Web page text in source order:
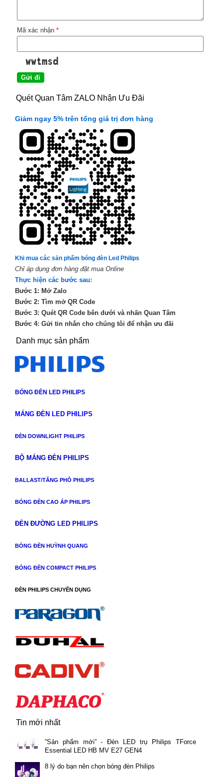
Mã xác nhận *
Quét Quan Tâm ZALO Nhận Ưu Đãi
Giảm ngay 5% trên tổng giá trị đơn hàng
Khi mua các sản phẩm bóng đèn Led Philips
Chỉ áp dụng đơn hàng đặt mua Online
Thực hiện các bước sau:
Bước 1: Mở Zalo
Bước 2: Tìm mở QR Code
Bước 3: Quét QR Code bên dưới và nhấn Quan Tâm
Bước 4: Gửi tin nhắn cho chúng tôi để nhận ưu đãi
Danh mục sản phẩm
BÓNG ĐÈN LED PHILIPS
MÁNG ĐÈN LED PHILIPS
ĐÈN DOWNLIGHT PHILIPS
BỘ MÁNG ĐÈN PHILIPS
BALLAST/TĂNG PHÔ PHILIPS
BÓNG ĐÈN CAO ÁP PHILIPS
ĐÈN ĐƯỜNG LED PHILIPS
BÓNG ĐÈN HUỲNH QUANG
BÓNG ĐÈN COMPACT PHILIPS
ĐÈN PHILIPS CHUYÊN DỤNG
Tin mới nhất
”Sản phẩm mới” - Đèn LED trụ Philips TForce
Essential LED HB MV E27 GEN4
8 lý do bạn nên chọn bóng đèn Philips